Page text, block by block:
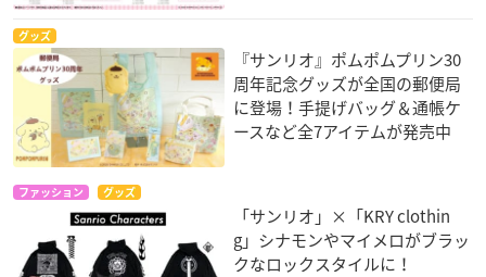
グッズ
『サンリオ』ポムポムプリン30
周年記念グッズが全国の郵便局
に登場！手提げバッグ＆通帳ケ
ースなど全7アイテムが発売中
ファッション グッズ
「サンリオ」×「KRY clothin
g」シナモンやマイメロがブラッ
クなロックスタイルに！